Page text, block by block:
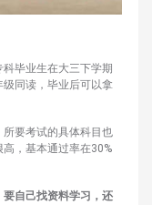
毕业生在大三下学期
同读，毕业后可以拿
要考试的具体科目也
，基本通过率在30%
自己找资料学习，还